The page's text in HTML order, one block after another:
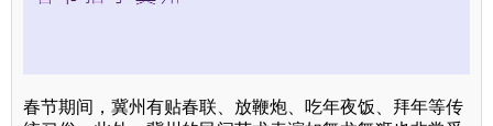
春节期间，冀州有贴春联、放鞭炮、吃年夜饭、拜年等传